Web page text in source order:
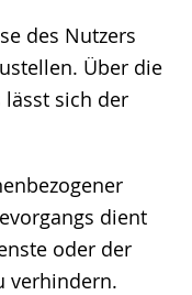
des Nutzers
Über die
lässt sich der
dient
oder der
verhindern.